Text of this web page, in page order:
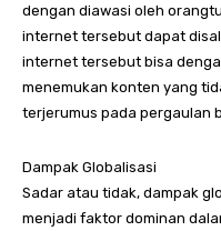
dengan diawasi oleh
internet tersebut dapat
internet tersebut bisa
menemukan konten yang
terjerumus pada pergaulan
Dampak Globalisasi
Sadar atau tidak, dampak
menjadi faktor dominan